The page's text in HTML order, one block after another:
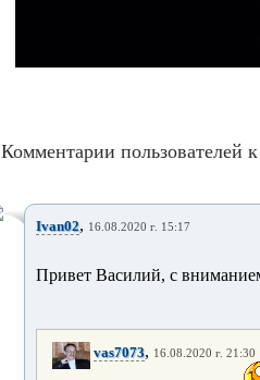
Комментарии пользователей
Ivan02, 16.08.2020 г. 15:17
Привет Василий, с
vas7073, 16.08.2020 г. 21:30